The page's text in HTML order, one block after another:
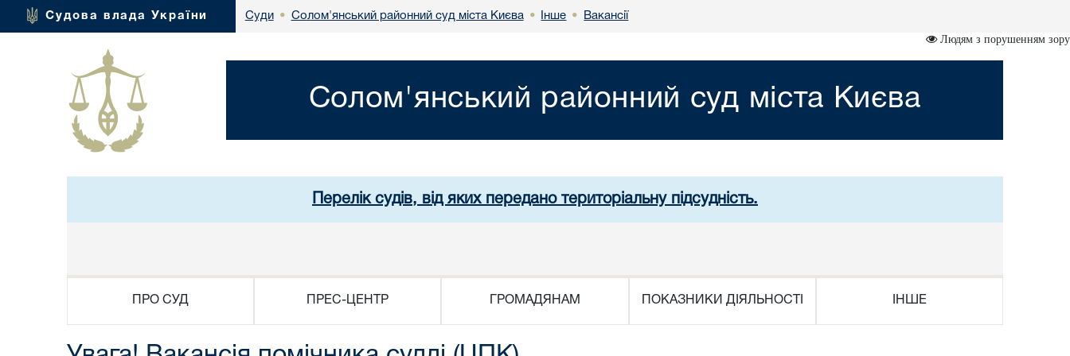
Судова влада України Суди • Солом'янський районний суд міста Києва • Інше • Вакансії
Людям з порушенням зору
Солом'янський районний суд міста Києва
Перелік судів, від яких передано територіальну підсудність.
ПРО СУД ПРЕС-ЦЕНТР ГРОМАДЯНАМ ПОКАЗНИКИ ДІЯЛЬНОСТІ ІНШЕ